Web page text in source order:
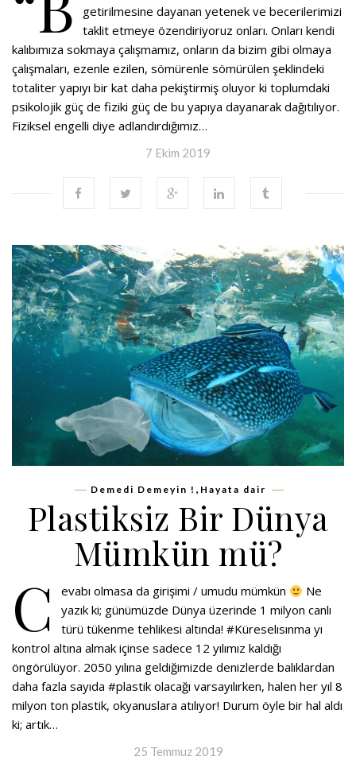
getirilmesine dayanan yetenek ve becerilerimizi
taklit etmeye özendiriyoruz onları. Onları kendi
kalıbımıza sokmaya çalışmamız, onların da bizim gibi olmaya
çalışmaları, ezenle ezilen, sömürenle sömürülen şeklindeki
totaliter yapıyı bir kat daha pekiştirmiş oluyor ki toplumdaki
psikolojik güç de fiziki güç de bu yapıya dayanarak dağıtılıyor.
Fiziksel engelli diye adlandırdığımız…
7 Ekim 2019
Demedi Demeyin ! , Hayata dair
Plastiksiz Bir Dünya
Mümkün mü?
C evabı olmasa da girişimi / umudu mümkün
Ne
yazık ki; günümüzde Dünya üzerinde 1 milyon canlı
türü tükenme tehlikesi altında! #Küreselısınma yı
kontrol altına almak içinse sadece 12 yılımız kaldığı
öngörülüyor. 2050 yılına geldiğimizde denizlerde balıklardan
daha fazla sayıda #plastik olacağı varsayılırken, halen her yıl 8
milyon ton plastik, okyanuslara atılıyor! Durum öyle bir hal aldı
ki; artık…
25 Temmuz 2019